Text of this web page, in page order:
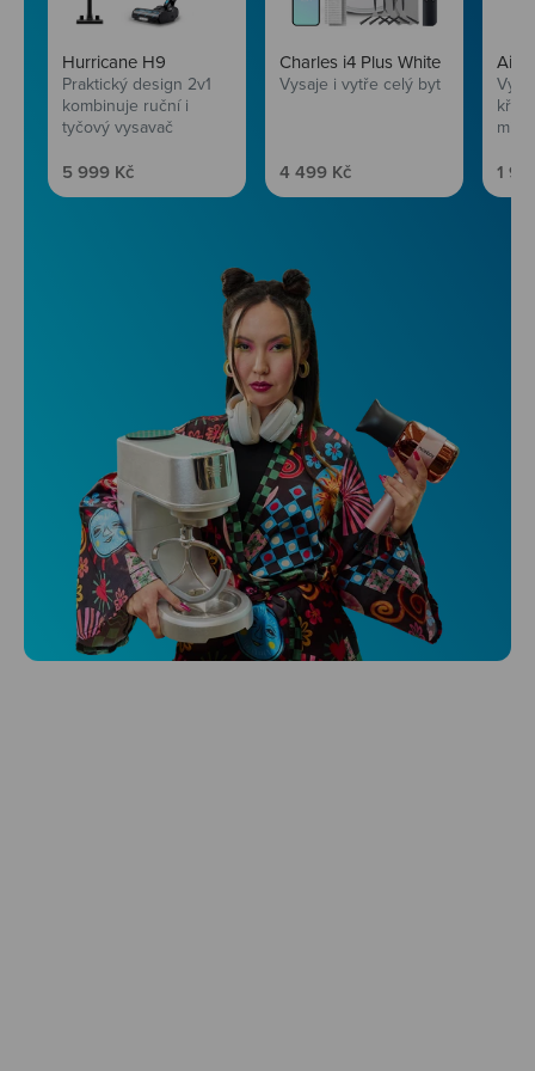
Hurricane H9
Praktický design 2v1
kombinuje ruční i
tyčový vysavač
Prodejní cena
5 999 Kč
Charles i4 Plus White
Vysaje i vytře celý byt
Prodejní cena
4 499 Kč 1
Niceboy ONE Ultra
Hlídá ti zdraví, spánek i pohyb a ještě k
tomu platí.